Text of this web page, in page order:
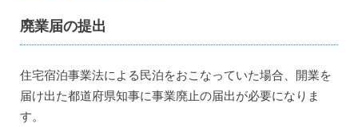
廃業届の提出
住宅宿泊事業法による民泊をおこなっていた場合、開業を
届け出た都道府県知事に事業廃止の届出が必要になりま
す。